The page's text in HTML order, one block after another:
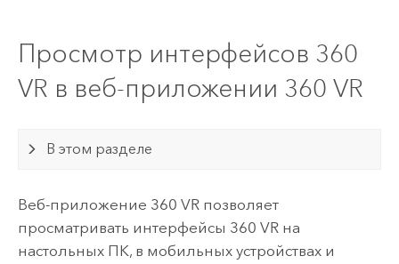
Просмотр интерфейсов 360
VR в веб-приложении 360 VR
В этом разделе
Веб-приложение 360 VR позволяет
просматривать интерфейсы 360 VR на
настольных ПК, в мобильных устройствах и